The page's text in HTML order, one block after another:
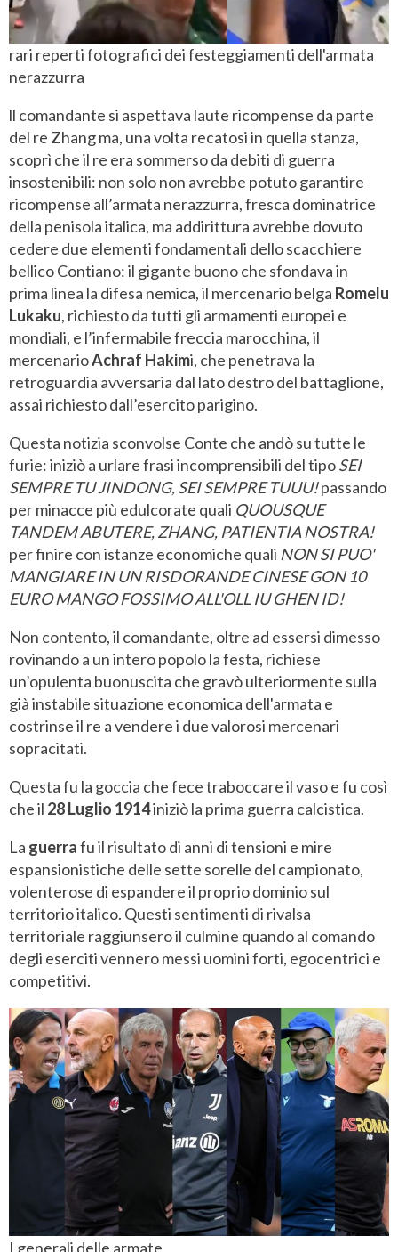
rari reperti fotografici dei festeggiamenti dell'armata
nerazzurra
ll comandante si aspettava laute ricompense da parte
del re Zhang ma, una volta recatosi in quella stanza,
scoprì che il re era sommerso da debiti di guerra
insostenibili: non solo non avrebbe potuto garantire
ricompense all’armata nerazzurra, fresca dominatrice
della penisola italica, ma addirittura avrebbe dovuto
cedere due elementi fondamentali dello scacchiere
bellico Contiano: il gigante buono che sfondava in
prima linea la difesa nemica, il mercenario belga Romelu
Lukaku, richiesto da tutti gli armamenti europei e
mondiali, e l’infermabile freccia marocchina, il
mercenarioAchraf Hakimi, che penetrava la
retroguardia avversaria dal lato destro del battaglione,
assai richiesto dall’esercito parigino.
Questa notizia sconvolse Conte che andò su tutte le
furie: iniziò a urlare frasi incomprensibili del tipoSEI
SEMPRE TU JINDONG, SEI SEMPRE TUUU!passando
per minacce più edulcorate quali QUOUSQUE
TANDEM ABUTERE, ZHANG, PATIENTIA NOSTRA!
per finire con istanze economiche quali NON SI PUO'
MANGIARE IN UN RISDORANDE CINESE GON 10
EURO MANGO FOSSIMO ALL'OLL IU GHEN ID!
Non contento, il comandante, oltre ad essersi dimesso
rovinando a un intero popolo la festa, richiese
un’opulenta buonuscita che gravò ulteriormente sulla
già instabile situazione economica dell'armata e
costrinse il re a vendere i due valorosi mercenari
sopracitati.
Questa fu la goccia che fece traboccare il vaso e fu così
che il 28 Luglio 1914iniziò la prima guerra calcistica.
La guerrafu il risultato di anni di tensioni e mire
espansionistiche delle sette sorelle del campionato,
volenterose di espandere il proprio dominio sul
territorio italico. Questi sentimenti di rivalsa
territoriale raggiunsero il culmine quando al comando
degli eserciti vennero messi uomini forti, egocentrici e
competitivi.
I generali delle armate